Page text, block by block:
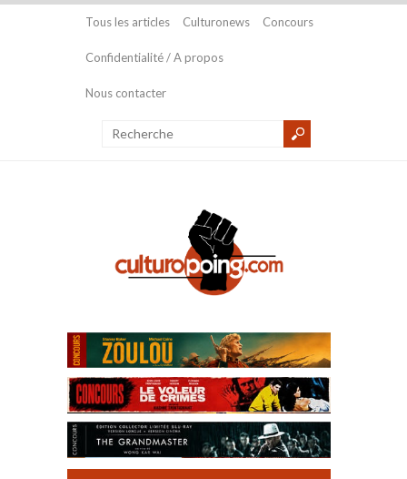
Tous les articles Culturonews Concours
Confidentialité / A propos
Nous contacter